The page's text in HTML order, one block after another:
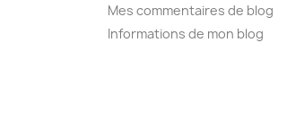
Mes commentaires de blog
Informations de mon blog